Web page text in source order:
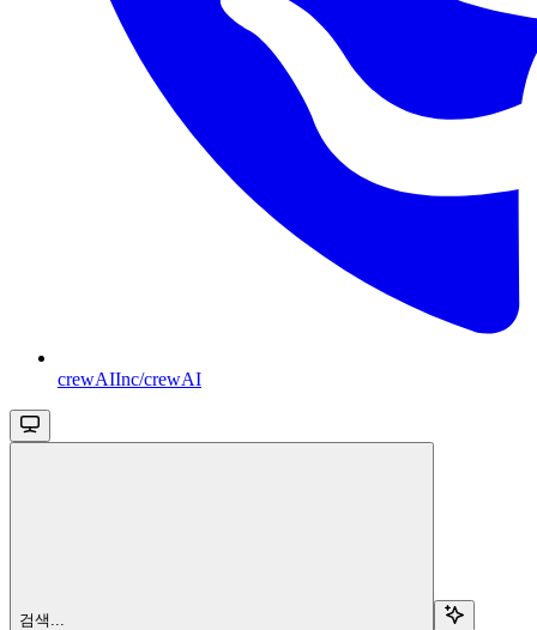
crewAIInc/crewAI
검색...